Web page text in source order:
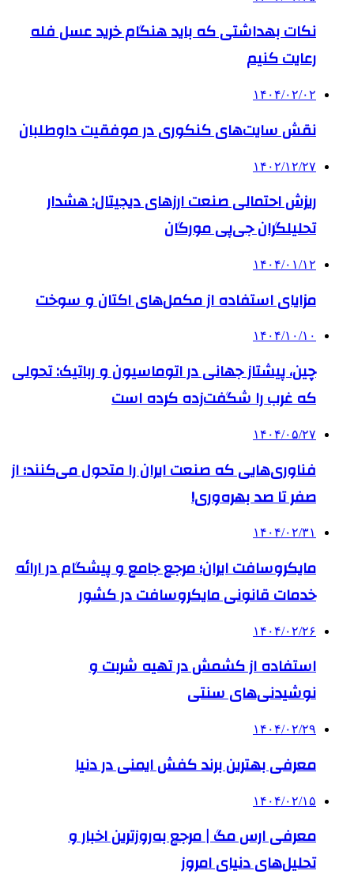
نکات بهداشتی که باید هنگام خرید عسل فله
رعایت کنیم
۱۴۰۴/۰۲/۰۲
نقش سایت‌های کنکوری در موفقیت داوطلبان
۱۴۰۲/۱۲/۲۷
ریزش احتمالی صنعت ارزهای دیجیتال: هشدار
تحلیلگران جی‌پی مورگان
۱۴۰۴/۰۱/۱۲
مزایای استفاده از مکمل‌های اکتان و سوخت
۱۴۰۴/۱۰/۱۰
چین، پیشتاز جهانی در اتوماسیون و رباتیک: تحولی
که غرب را شگفت‌زده کرده است
۱۴۰۴/۰۵/۲۷
فناوری‌هایی که صنعت ایران را متحول می‌کنند؛ از
صفر تا صد بهره‌وری!
۱۴۰۴/۰۲/۳۱
مایکروسافت ایران؛ مرجع جامع و پیشگام در ارائه
خدمات قانونی مایکروسافت در کشور
۱۴۰۴/۰۲/۲۶
استفاده از کشمش در تهیه شربت و
نوشیدنی‌های سنتی
۱۴۰۴/۰۲/۲۹
معرفی بهترین برند کفش ایمنی در دنیا
۱۴۰۴/۰۲/۱۵
معرفی ارس مگ | مرجع به‌روزترین اخبار و
تحلیل‌های دنیای امروز